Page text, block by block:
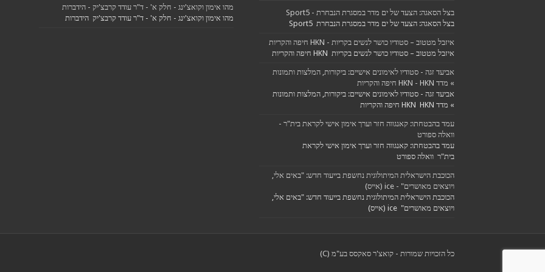
בצל הסאגה: הצעד של ים מדר במסגרת הנבחרת - Sport5
בצל הסאגה: הצעד של ים מדר במסגרת הנבחרת Sport5
איזבל מטטוב – סטודיו כושר לנשים בקריות - HKN חיפה והקריות
איזבל מטטוב – סטודיו כושר לנשים בקריות HKN חיפה והקריות
אביעד זגה - סטודיו לאימונים אישיים: ביקורות, המלצות ותמונות
» מדד HKN - HKN חיפה והקריות
אביעד זגה - סטודיו לאימונים אישיים: ביקורות, המלצות ותמונות
» מדד HKN HKN חיפה והקריות
עמד בהבטחתו: קאנגווה חזר וערך אימון אישי לקראת בית"ר -
וואלה ספורט
עמד בהבטחתו: קאנגווה חזר וערך אימון אישי לקראת
בית"ר וואלה ספורט
הכוכבת הישראלית המיתולוגית נחשפת בייעוד חדש: "באים אלי,
ויוצאים מאושרים" - ice (אייס)
הכוכבת הישראלית המיתולוגית נחשפת בייעוד חדש: "באים אלי,
ויוצאים מאושרים" ice (אייס)
מהו אימון וקואצ'ינג - חלק א' - ד"ר עודד קרבצ'יק - הידברות
מהו אימון וקואצ'ינג - חלק א' - ד"ר עודד קרבצ'יק הידברות
כל הזכויות שמורות - קואצ'ר סאקסס בע"מ (C)